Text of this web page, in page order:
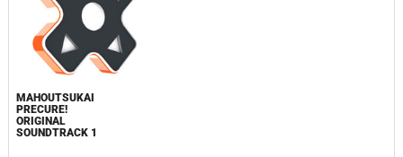
MAHOUTSUKAI
PRECURE!
ORIGINAL
SOUNDTRACK 1